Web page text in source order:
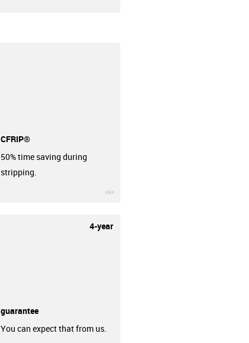
CFRIP®
50% time saving during
stripping.
4-year
guarantee
You can expect that from us.